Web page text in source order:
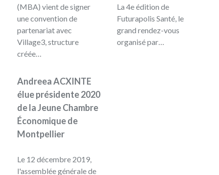
(MBA) vient de signer
une convention de
partenariat avec
Village3, structure
créée…
La 4e édition de
Futurapolis Santé, le
grand rendez-vous
organisé par…
Andreea ACXINTE
élue présidente 2020
de la Jeune Chambre
Économique de
Montpellier
Le 12 décembre 2019,
l'assemblée générale de